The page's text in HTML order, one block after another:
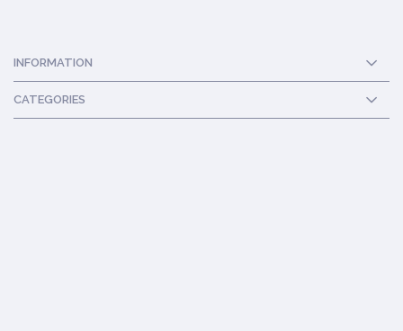
INFORMATION
CATEGORIES